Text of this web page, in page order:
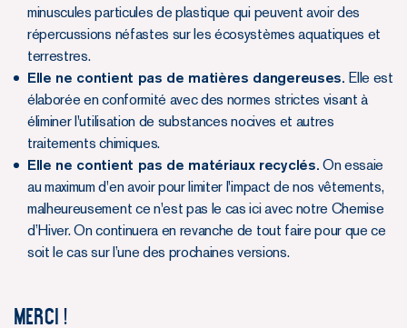
minuscules particules de plastique qui peuvent avoir des
répercussions néfastes sur les écosystèmes aquatiques et
terrestres.
Elle ne contient pas de matières dangereuses. Elle est
élaborée en conformité avec des normes strictes visant à
éliminer l'utilisation de substances nocives et autres
traitements chimiques.
Elle ne contient pas de matériaux recyclés. On essaie
au maximum d'en avoir pour limiter l'impact de nos vêtements,
malheureusement ce n'est pas le cas ici avec notre Chemise
d’Hiver. On continuera en revanche de tout faire pour que ce
soit le cas sur l’une des prochaines versions.
Merci !